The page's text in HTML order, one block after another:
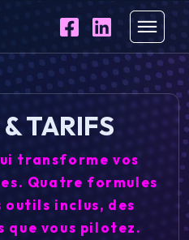
TARIFS
transforme vos
Quatre formules
inclus, des
vous pilotez.